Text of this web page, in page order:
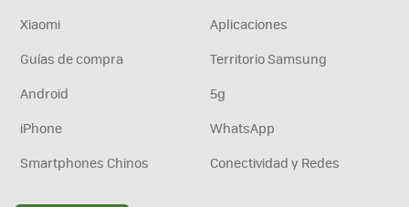
Xiaomi
Aplicaciones
Guías de compra
Territorio Samsung
Android
5g
iPhone
WhatsApp
Smartphones Chinos
Conectividad y Redes